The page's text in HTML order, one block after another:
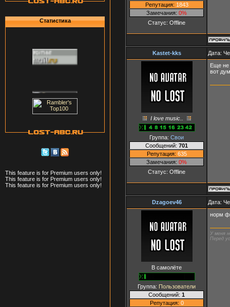
Статистика
This feature is for Premium users only!
This feature is for Premium users only!
This feature is for Premium users only!
Репутация: 1843
Замечания: 0%
Статус: Offline
Kastet-kks Дата:
I love music..
Группа: Свои
Сообщений: 701
Репутация: 635
Замечания: 0%
Статус: Offline
Еще не
вот
Dzagoev46 Дата:
В самолёте
Группа: Пользователи
Сообщений: 1
Репутация: 0
норм
У меня
Перед